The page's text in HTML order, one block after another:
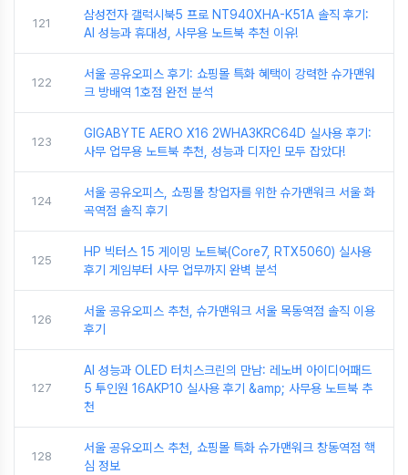
121
삼성전자 갤럭시북5 프로 NT940XHA-K51A 솔직 후기:
AI 성능과 휴대성, 사무용 노트북 추천 이유!
122
서울 공유오피스 후기: 쇼핑몰 특화 혜택이 강력한 슈가맨워
크 방배역 1호점 완전 분석
123
GIGABYTE AERO X16 2WHA3KRC64D 실사용 후기:
사무 업무용 노트북 추천, 성능과 디자인 모두 잡았다!
124
서울 공유오피스, 쇼핑몰 창업자를 위한 슈가맨워크 서울 화
곡역점 솔직 후기
125
HP 빅터스 15 게이밍 노트북(Core7, RTX5060) 실사용
후기 게임부터 사무 업무까지 완벽 분석
126
서울 공유오피스 추천, 슈가맨워크 서울 목동역점 솔직 이용
후기
127
AI 성능과 OLED 터치스크린의 만남: 레노버 아이디어패드
5 투인원 16AKP10 실사용 후기 &amp; 사무용 노트북 추
천
128
서울 공유오피스 추천, 쇼핑몰 특화 슈가맨워크 창동역점 핵
심 정보